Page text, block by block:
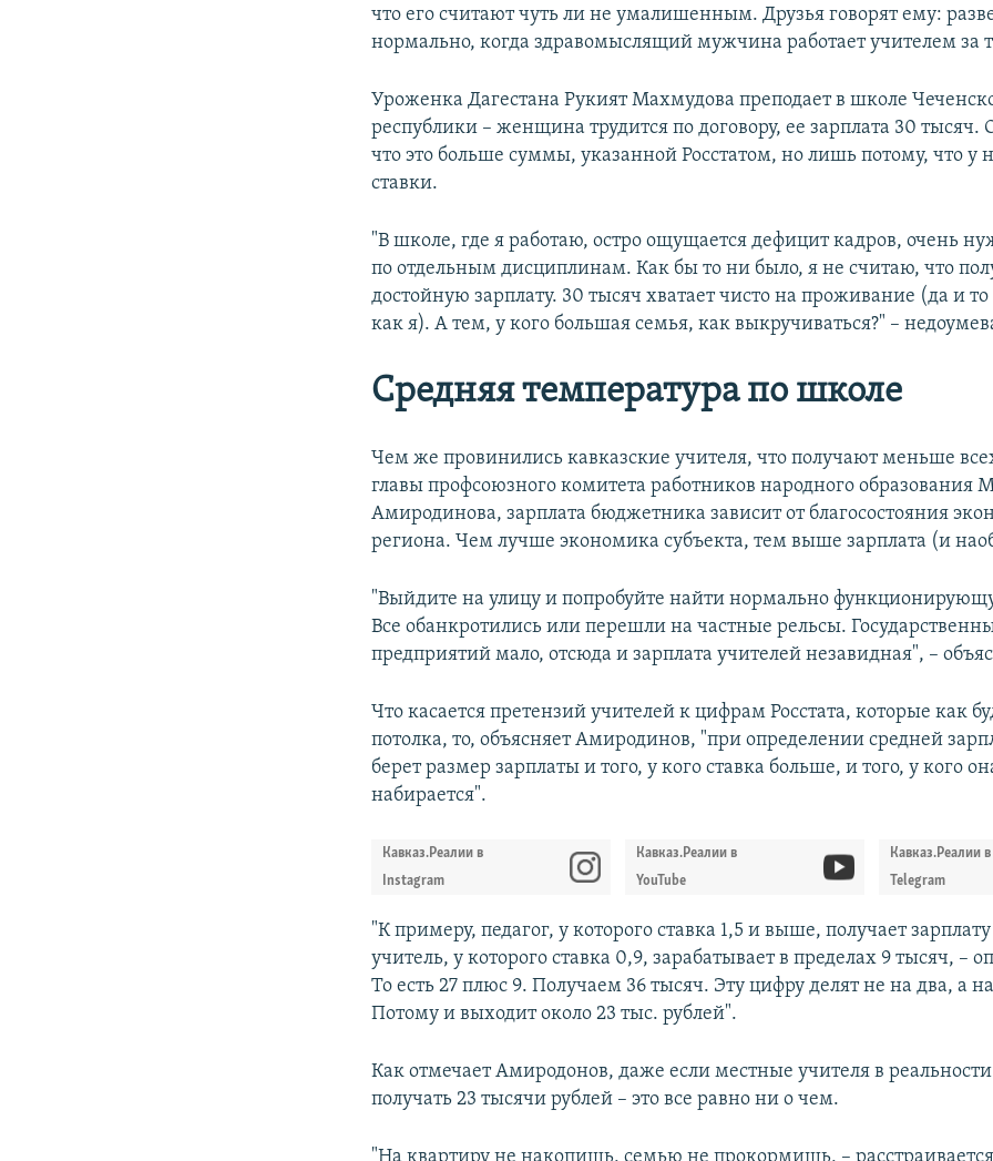
что его считают чуть ли не умалишенным. Друзья говорят ему:
нормально, когда здравомыслящий мужчина работает учителем за
Уроженка Дагестана Рукият Махмудова преподает в школе
республики – женщина трудится по договору, ее зарплата 30 тысяч.
что это больше суммы, указанной Росстатом, но лишь потому, что у
ставки.
"В школе, где я работаю, остро ощущается дефицит кадров, очень
по отдельным дисциплинам. Как бы то ни было, я не считаю, что
достойную зарплату. 30 тысяч хватает чисто на проживание (да и
как я). А тем, у кого большая семья, как выкручиваться?" –
Средняя температура по школе
Чем же провинились кавказские учителя, что получают меньше
главы профсоюзного комитета работников народного образования
Амиродинова, зарплата бюджетника зависит от благосостояния
региона. Чем лучше экономика субъекта, тем выше зарплата (и
"Выйдите на улицу и попробуйте найти нормально
Все обанкротились или перешли на частные рельсы.
предприятий мало, отсюда и зарплата учителей незавидная", –
Что касается претензий учителей к цифрам Росстата, которые как
потолка, то, объясняет Амиродинов, "при определении средней
берет размер зарплаты и того, у кого ставка больше, и того, у кого
набирается".
Кавказ.Реалии в
Instagram
Кавказ.Реалии в
YouTube
Кавказ.Реалии в
Telegram
"К примеру, педагог, у которого ставка 1,5 и выше, получает
учитель, у которого ставка 0,9, зарабатывает в пределах 9 тысяч, –
То есть 27 плюс 9. Получаем 36 тысяч. Эту цифру делят не на два, а
Потому и выходит около 23 тыс. рублей".
Как отмечает Амиродонов, даже если местные учителя в реальности
получать 23 тысячи рублей – это все равно ни о чем.